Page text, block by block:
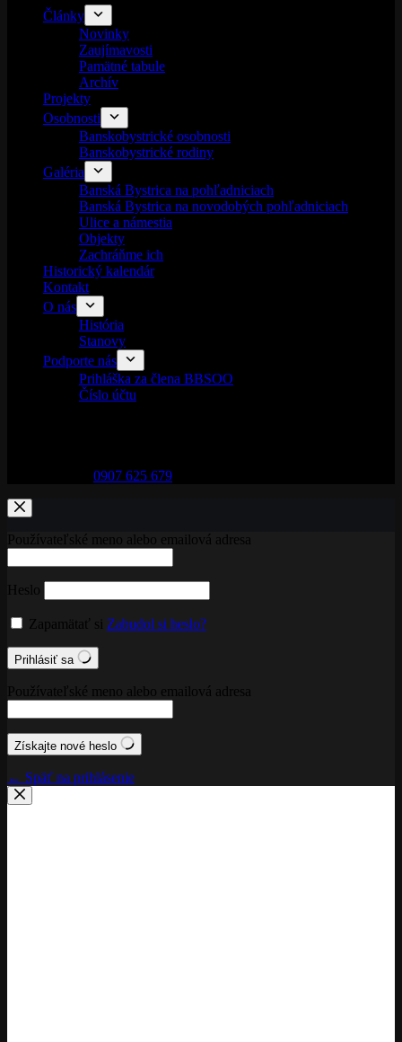
Články
Novinky
Zaujímavosti
Pamätné tabule
Archív
Projekty
Osobnosti
Banskobystrické osobnosti
Banskobystrické rodiny
Galéria
Banská Bystrica na pohľadniciach
Banská Bystrica na novodobých pohľadniciach
Ulice a námestia
Objekty
Zachráňme ich
Historický kalendár
Kontakt
O nás
História
Stanovy
Podporte nás
Prihláška za člena BBSOO
Číslo účtu
0907 625 679
Používateľské meno alebo emailová adresa
Heslo
Zapamätať si Zabudol si heslo?
Prihlásiť sa
Používateľské meno alebo emailová adresa
Získajte nové heslo
← Späť na prihlásenie